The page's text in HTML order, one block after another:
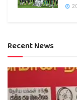
Recent News